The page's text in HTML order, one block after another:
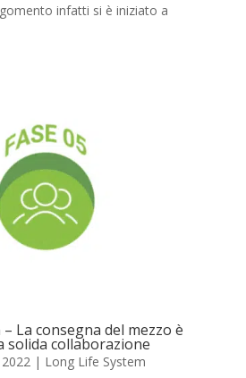
infatti si è iniziato a
La consegna del mezzo è
solida collaborazione
| Long Life System